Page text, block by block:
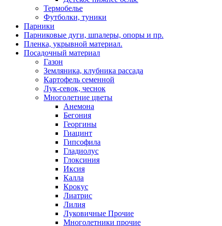
Термобелье
Футболки, туники
Парники
Парниковые дуги, шпалеры, опоры и пр.
Пленка, укрывной материал.
Посадочный материал
Газон
Земляника, клубника рассада
Картофель семенной
Лук-севок, чеснок
Многолетние цветы
Анемона
Бегония
Георгины
Гиацинт
Гипсофила
Гладиолус
Глоксиния
Иксия
Калла
Крокус
Лиатрис
Лилия
Луковичные Прочие
Многолетники прочие